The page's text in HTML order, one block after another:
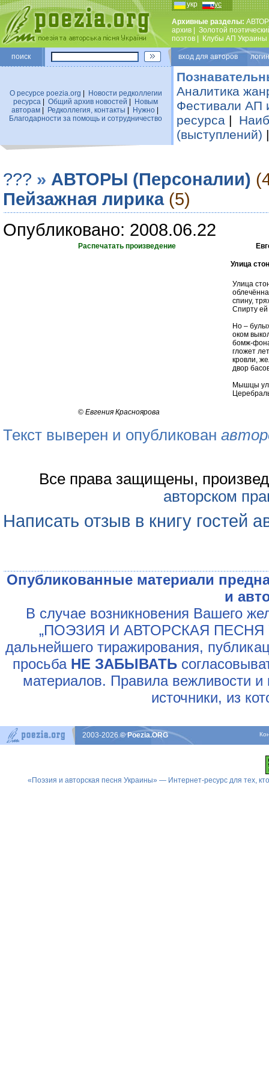
укр рус
Архивные разделы:
архив
Золотой
поэтов
Клубы АП Украины
поиск вход для авторов
О ресурсе poezia.org
Новости редколлегии
ресурса
Общий архив новостей
Новым
авторам| Редколлегия, контакты Нужно|
Благодарности за помощь и сотрудничество
Аналитика
Фестивали АП
ресурса |
(выступлений)
??? » АВТОРЫ (Персоналии)
Пейзажная лирика (5)
Опубликовано: 2008.06.22
Распечатать произведение
Улица
Улица
спину,
Спирту ей
Но –
оком
бомж-
гложет
кровли,
двор
Мышцы
© Евгения Красноярова
Текст выверен и опубликован
Все права защищены,
авторском
Написать отзыв в книгу гостей
Опубликованные материали
и
В случае возникновения Вашего
„ПОЭЗИЯ И АВТОРСКАЯ ПЕСНЯ
дальнейшего тиражирования,
просьба НЕ ЗАБЫВАТЬ
материалов. Правила вежливости и
источники, из
2003-2026© Poezia.ORG
«Поэзия и авторская песня Украины» — Интернет-ресурс для тех,